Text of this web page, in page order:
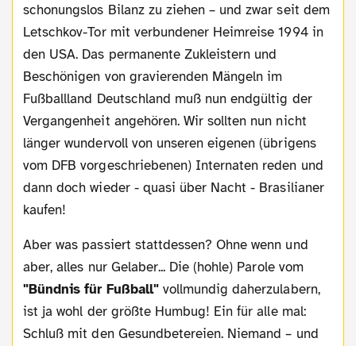
schonungslos Bilanz zu ziehen – und zwar seit dem
Letschkov-Tor mit verbundener Heimreise 1994 in
den USA. Das permanente Zukleistern und
Beschönigen von gravierenden Mängeln im
Fußballland Deutschland muß nun endgültig der
Vergangenheit angehören. Wir sollten nun nicht
länger wundervoll von unseren eigenen (übrigens
vom DFB vorgeschriebenen) Internaten reden und
dann doch wieder - quasi über Nacht - Brasilianer
kaufen!
Aber was passiert stattdessen? Ohne wenn und
aber, alles nur Gelaber... Die (hohle) Parole vom
"Bündnis für Fußball"vollmundig daherzulabern,
ist ja wohl der größte Humbug! Ein für alle mal:
Schluß mit den Gesundbetereien. Niemand – und